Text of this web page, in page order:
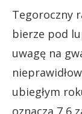
Tegoroczny
bierze pod
uwagę na
ubiegłym
oznacza 7,6